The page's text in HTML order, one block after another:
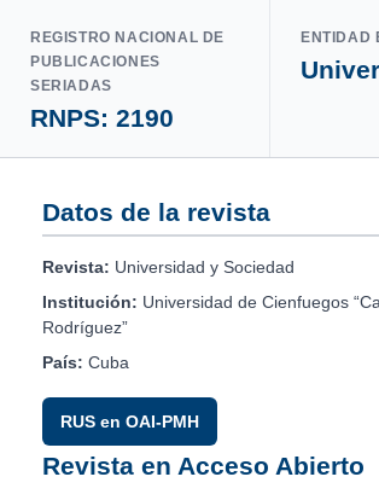
REGISTRO NACIONAL DE
PUBLICACIONES
SERIADAS
RNPS: 2190
ENTIDAD
Datos de la revista
Revista: Universidad y Sociedad
Institución: Universidad de Cienfuegos
Rodríguez”
País: Cuba
RUS en OAI-PMH
Revista en Acceso Abierto